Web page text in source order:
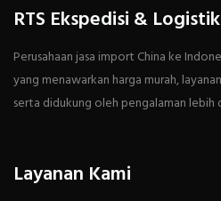
RTS Ekspedisi & Logistik
Perusahaan jasa import China ke
yang menawarkan harga murah,
serta didukung oleh pengalaman lebih
Layanan Kami